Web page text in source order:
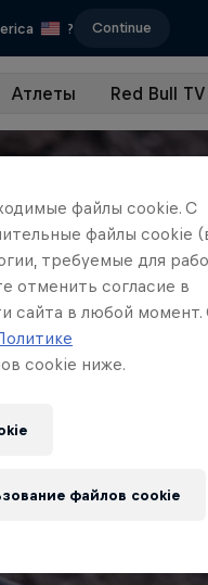
? Continue
Атлеты Red Bull TV
файлы cookie. С
файлы cookie
требуемые для
отменить согласие в
сайта в любой момент.
cookie ниже.
файлов cookie